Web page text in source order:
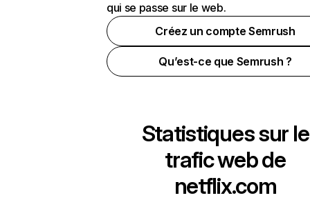
qui se passe sur le web.
Créez un compte Semrush
Qu’est-ce que Semrush ?
Statistiques sur le
trafic web de
netflix.com